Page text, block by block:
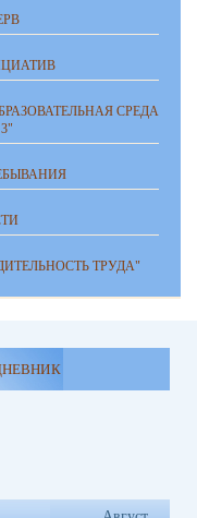
СРЕДА
ТРУДА"